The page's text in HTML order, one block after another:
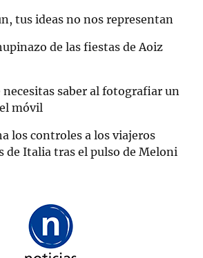
tus ideas no nos representan
de las fiestas de Aoiz
necesitas saber al fotografiar un
móvil
los controles a los viajeros
de Italia tras el pulso de Meloni